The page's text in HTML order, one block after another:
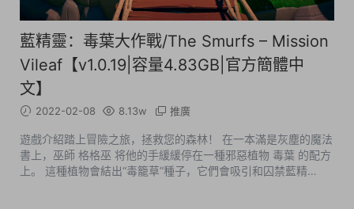
藍精靈：毒葉大作戰/The Smurfs – Mission
Vileaf【v1.0.19|容量4.83GB|官方簡體中
文】
2022-02-08 8.13w 推廣
遊戲介紹踏上冒險之旅，拯救您的森林！ 在一本滿是灰塵的魔法
書上，巫師 格格巫 将他的手緩緩停在一種邪惡植物 毒葉 的配方
上。 這種植物會結出“毒籠草”種子，它們會吸引和囚禁藍精